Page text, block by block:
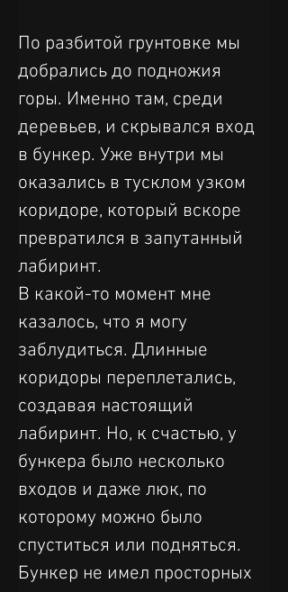
По разбитой грунтовке мы
добрались до подножия
горы. Именно там, среди
деревьев, и скрывался вход
в бункер. Уже внутри мы
оказались в тусклом узком
коридоре, который вскоре
превратился в запутанный
лабиринт.
В какой-то момент мне
казалось, что я могу
заблудиться. Длинные
коридоры переплетались,
создавая настоящий
лабиринт. Но, к счастью, у
бункера было несколько
входов и даже люк, по
которому можно было
спуститься или подняться.
Бункер не имел просторных